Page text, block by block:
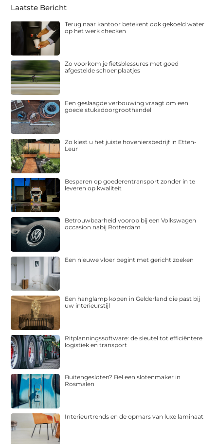
Laatste Bericht
Terug naar kantoor betekent ook gekoeld water
op het werk checken
Zo voorkom je fietsblessures met goed
afgestelde schoenplaatjes
Een geslaagde verbouwing vraagt om een
goede stukadoorgroothandel
Zo kiest u het juiste hoveniersbedrijf in Etten-
Leur
Besparen op goederentransport zonder in te
leveren op kwaliteit
Betrouwbaarheid voorop bij een Volkswagen
occasion nabij Rotterdam
Een nieuwe vloer begint met gericht zoeken
Een hanglamp kopen in Gelderland die past bij
uw interieurstijl
Ritplanningssoftware: de sleutel tot efficiëntere
logistiek en transport
Buitengesloten? Bel een slotenmaker in
Rosmalen
Interieurtrends en de opmars van luxe laminaat